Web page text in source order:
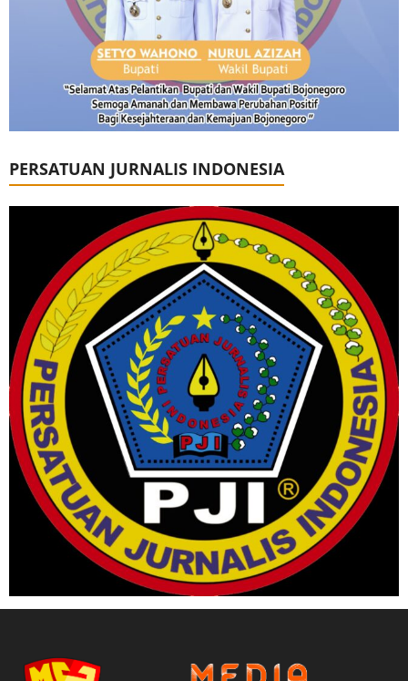
PERSATUAN JURNALIS INDONESIA